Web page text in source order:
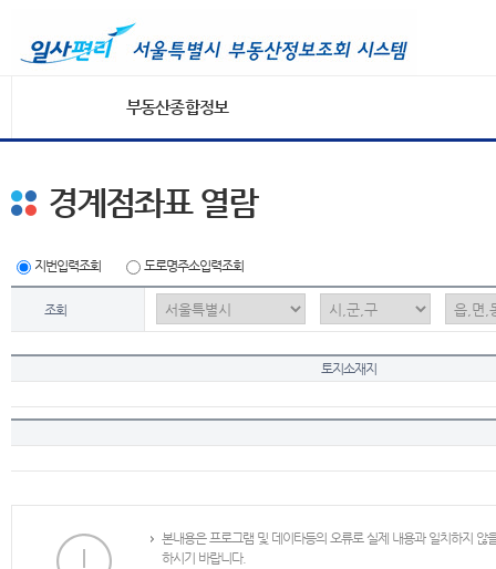
부동산종합정보
경계점좌표 열람
지번입력조회 도로명주소입력조회
조회
토지소재지
본내용은 프로그램 및 데이타등의 오류로 실제 내용과 일치하지
하시기 바랍니다.